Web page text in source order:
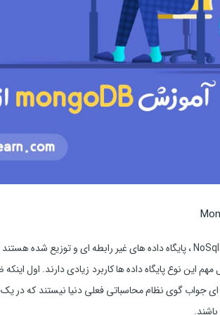
به 2 دلیل مهم این نوع پایگاه داده ها کاربرد زیادی دارند.
جواب گوی نظام محاسباتی فعلی دنیا نیستند که در یک